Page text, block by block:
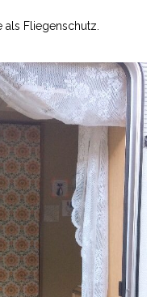
als Fliegenschutz.